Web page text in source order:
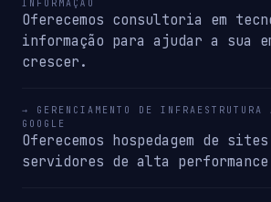
INFORMAÇÃO
Oferecemos consultoria em
informação para ajudar a sua
crescer.
→ GERENCIAMENTO DE
GOOGLE
Oferecemos hospedagem de sites
servidores de alta performance